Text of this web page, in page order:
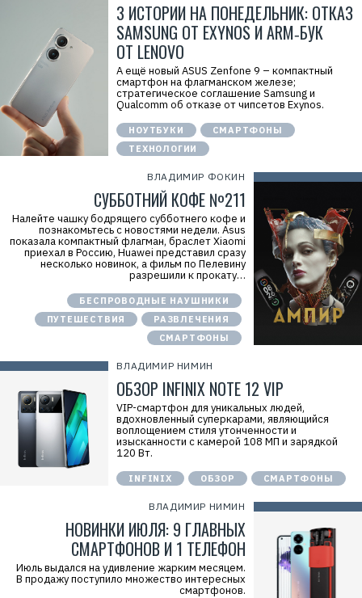
3 ИСТОРИИ НА ПОНЕДЕЛЬНИК: ОТКАЗ
SAMSUNG ОТ EXYNOS И ARM‑БУК
ОТ LENOVO
А ещё новый ASUS Zenfone 9 – компактный
смартфон на флагманском железе;
стратегическое соглашение Samsung и
Qualcomm об отказе от чипсетов Exynos.
НОУТБУКИ
СМАРТФОНЫ
ТЕХНОЛОГИИ
ВЛАДИМИР ФОКИН
СУББОТНИЙ КОФЕ №211
Налейте чашку бодрящего субботнего кофе и
познакомьтесь с новостями недели. Asus
показала компактный флагман, браслет Xiaomi
приехал в Россию, Huawei представил сразу
несколько новинок, а фильм по Пелевину
разрешили к прокату…
БЕСПРОВОДНЫЕ НАУШНИКИ
ПУТЕШЕСТВИЯ
РАЗВЛЕЧЕНИЯ
СМАРТФОНЫ
ВЛАДИМИР НИМИН
ОБЗОР INFINIX NOTE 12 VIP
VIP-смартфон для уникальных людей,
вдохновленный суперкарами, являющийся
воплощением стиля утонченности и
изысканности с камерой 108 МП и зарядкой
120 Вт.
INFINIX ОБЗОР СМАРТФОНЫ
ВЛАДИМИР НИМИН
НОВИНКИ ИЮЛЯ: 9 ГЛАВНЫХ
СМАРТФОНОВ И 1 ТЕЛЕФОН
Июль выдался на удивление жарким месяцем.
В продажу поступило множество интересных
смартфонов.